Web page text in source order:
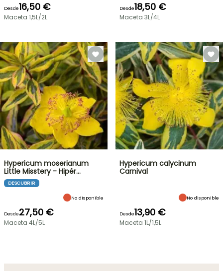
Desde16,50 €
Maceta 1,5L/2L
Desde18,50 €
Maceta 3L/4L
Hypericum moserianum
Little Misstery - Hipér…
DESCUBRIR
No disponible
Desde27,50 €
Maceta 4L/5L
Hypericum calycinum
Carnival
No disponible
Desde13,90 €
Maceta 1L/1,5L